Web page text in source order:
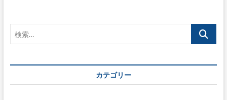
ン
カテゴリー